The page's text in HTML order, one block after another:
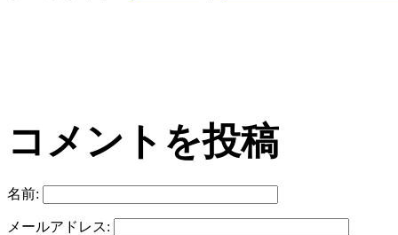
コメントを投稿
名前:
メールアドレス: